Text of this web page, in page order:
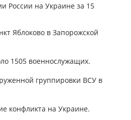
России на Украине за 15
Яблоково в Запорожской
1505 военнослужащих.
группировки ВСУ в
конфликта на Украине.